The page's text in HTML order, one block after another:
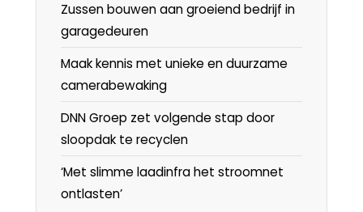
Zussen bouwen aan groeiend bedrijf in
garagedeuren
Maak kennis met unieke en duurzame
camerabewaking
DNN Groep zet volgende stap door
sloopdak te recyclen
‘Met slimme laadinfra het stroomnet
ontlasten’